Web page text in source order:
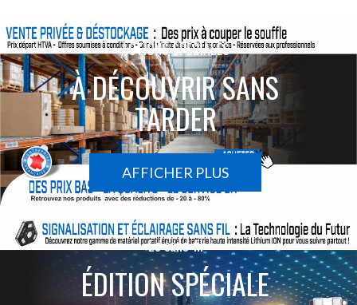
ACTIONS SPÉCIALES
À DÉCOUVRIR SANS
TARDER
AFFICHER PLUS
Le sans-fil
ÉDITION SPÉCIALE